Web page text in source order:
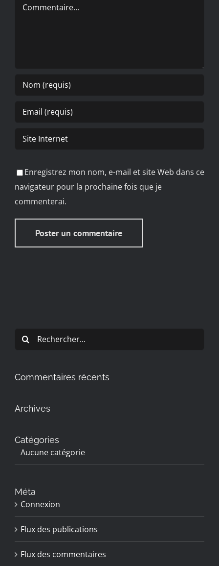
Commentaire
Enregistrez mon nom, e-mail et site Web dans ce
navigateur pour la prochaine fois que je
commenterai.
Rechercher:
Commentaires récents
Archives
Catégories
Aucune catégorie
Méta
Connexion
Flux des publications
Flux des commentaires